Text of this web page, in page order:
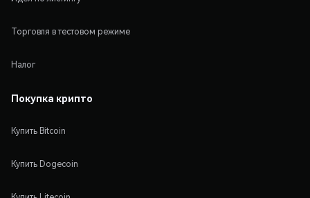
Торговля в тестовом режиме
Налог
Покупка крипто
Купить Bitcoin
Купить Dogecoin